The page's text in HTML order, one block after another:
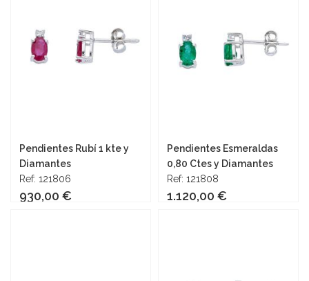
Pendientes Rubí 1 kte y
Diamantes
Ref: 121806
930,00 €
Pendientes Esmeraldas
0,80 Ctes y Diamantes
Ref: 121808
1.120,00 €